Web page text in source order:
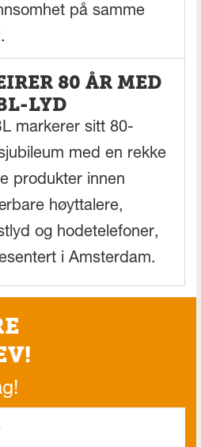
på samme
80 ÅR MED
LYD
markerer sitt 80-
med en rekke
produkter innen
høyttalere,
og hodetelefoner,
i Amsterdam.